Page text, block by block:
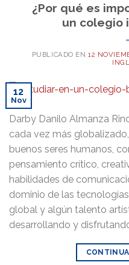
¿Por qué es
un colegio
PUBLICADO EN12
12
Nov
Darby Danilo Almanza
cada vez más
buenos seres humanos,
pensamiento crítico,
habilidades de
dominio de las
global y algún talento
desarrollando y